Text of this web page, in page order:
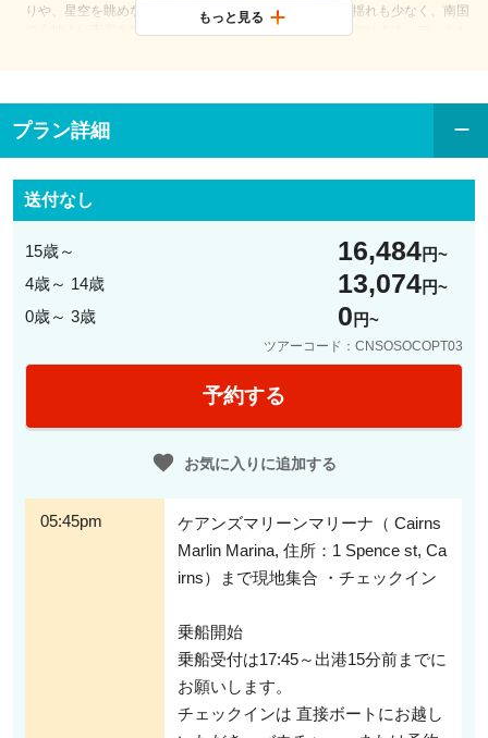
りや、星空を眺めながらのクルーズは特別感たっぷり。揺れも少なく、南国
の心地よい夜風を感じながら、ゆったりとした時間を過ごせます。デッキか
船内では、新鮮なシーフードや地元食材を使用したバラエティ豊かなビュッ
フェディナーをご用意。温製料理から冷製料理まで幅広いメニューが並び、
景色を眺めながらゆっくり食事ができるのも魅力。南国ならではの味覚を堪
能できる贅沢なディナータイムです。
特別な夜を演出する優雅な時間
乗船時のウェルカムドリンクから始まる優雅なひとときは、旅行の締めくく
りにもぴったり。船内バーでは追加ドリンクの購入も可能で、大人のリゾー
ト時間を満喫できます。カップルやご夫婦での利用はもちろん、ハネムーン
の思い出をより特別なものにしてくれます。
もっと見る
プラン詳細
送付なし
15歳～ 16,484円
4歳～ 14歳
13,074円
0歳～ 3歳
0 円
ツアーコード：CNSOSOCOPT03
予約する
お気に入りに追加する
05:45pm
ケアンズマリーンマリーナ（ Cairns
Marlin Marina, 住所：1 Spence st, Ca
irns）まで現地集合 ・チェックイン
乗船開始
乗船受付は17:45～出港15分前までに
お願いします。
チェックインは 直接ボートにお越し